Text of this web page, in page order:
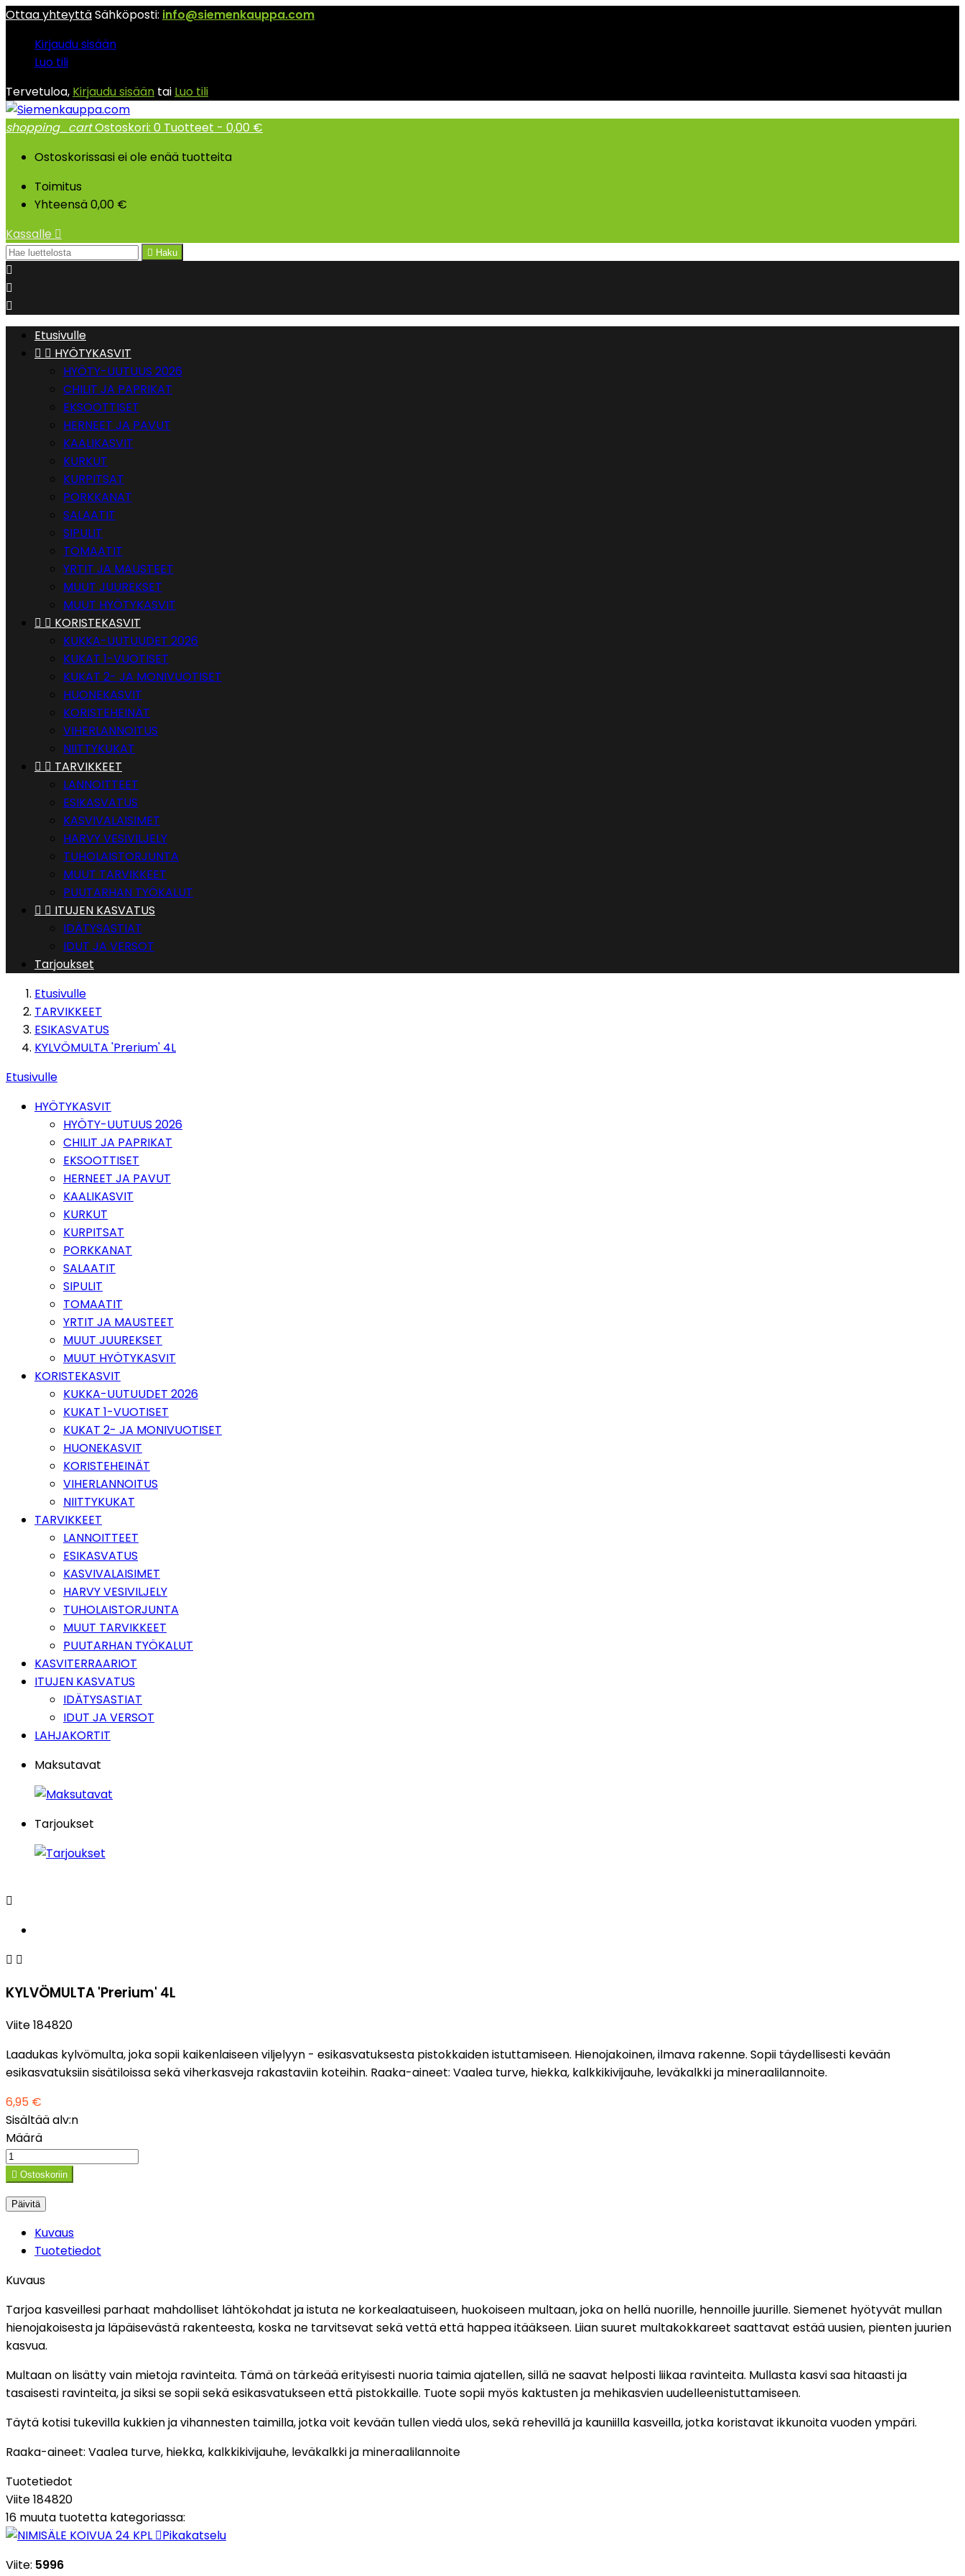
Ottaa yhteyttäSähköposti: info@siemenkauppa.com
Kirjaudu sisään
Luo tili
Tervetuloa, Kirjaudu sisään tai Luo tili
shopping_cartOstoskori: 0 Tuotteet - 0,00 €
Ostoskorissasi ei ole enää tuotteita
Toimitus
Yhteensä0,00 €
Kassalle 
 Haku



Etusivulle
  HYÖTYKASVIT
HYÖTY-UUTUUS 2026
CHILIT JA PAPRIKAT
EKSOOTTISET
HERNEET JA PAVUT
KAALIKASVIT
KURKUT
KURPITSAT
PORKKANAT
SALAATIT
SIPULIT
TOMAATIT
YRTIT JA MAUSTEET
MUUT JUUREKSET
MUUT HYÖTYKASVIT
  KORISTEKASVIT
KUKKA-UUTUUDET 2026
KUKAT 1-VUOTISET
KUKAT 2- JA MONIVUOTISET
HUONEKASVIT
KORISTEHEINÄT
VIHERLANNOITUS
NIITTYKUKAT
  TARVIKKEET
LANNOITTEET
ESIKASVATUS
KASVIVALAISIMET
HARVY VESIVILJELY
TUHOLAISTORJUNTA
MUUT TARVIKKEET
PUUTARHAN TYÖKALUT
  ITUJEN KASVATUS
IDÄTYSASTIAT
IDUT JA VERSOT
Tarjoukset
Etusivulle
TARVIKKEET
ESIKASVATUS
KYLVÖMULTA 'Prerium' 4L
Etusivulle
HYÖTYKASVIT
HYÖTY-UUTUUS 2026
CHILIT JA PAPRIKAT
EKSOOTTISET
HERNEET JA PAVUT
KAALIKASVIT
KURKUT
KURPITSAT
PORKKANAT
SALAATIT
SIPULIT
TOMAATIT
YRTIT JA MAUSTEET
MUUT JUUREKSET
MUUT HYÖTYKASVIT
KORISTEKASVIT
KUKKA-UUTUUDET 2026
KUKAT 1-VUOTISET
KUKAT 2- JA MONIVUOTISET
HUONEKASVIT
KORISTEHEINÄT
VIHERLANNOITUS
NIITTYKUKAT
TARVIKKEET
LANNOITTEET
ESIKASVATUS
KASVIVALAISIMET
HARVY VESIVILJELY
TUHOLAISTORJUNTA
MUUT TARVIKKEET
PUUTARHAN TYÖKALUT
KASVITERRAARIOT
ITUJEN KASVATUS
IDÄTYSASTIAT
IDUT JA VERSOT
LAHJAKORTIT
Maksutavat
Tarjoukset

 
KYLVÖMULTA 'Prerium' 4L
Viite184820
Laadukas kylvömulta, joka sopii kaikenlaiseen viljelyyn - esikasvatuksesta pistokkaiden istuttamiseen. Hienojakoinen, ilmava rakenne. Sopii täydellisesti kevään
esikasvatuksiin sisätiloissa sekä viherkasveja rakastaviin koteihin. Raaka-aineet: Vaalea turve, hiekka, kalkkikivijauhe, leväkalkki ja mineraalilannoite.
6,95 €
Sisältää alv:n
Määrä
 Ostoskoriin
Kuvaus
Tuotetiedot
Kuvaus
Tarjoa kasveillesi parhaat mahdolliset lähtökohdat ja istuta ne korkealaatuiseen, huokoiseen multaan, joka on hellä nuorille, hennoille juurille. Siemenet hyötyvät mullan
hienojakoisesta ja läpäisevästä rakenteesta, koska ne tarvitsevat sekä vettä että happea itääkseen. Liian suuret multakokkareet saattavat estää uusien, pienten juurien
kasvua.
Multaan on lisätty vain mietoja ravinteita. Tämä on tärkeää erityisesti nuoria taimia ajatellen, sillä ne saavat helposti liikaa ravinteita. Mullasta kasvi saa hitaasti ja
tasaisesti ravinteita, ja siksi se sopii sekä esikasvatukseen että pistokkaille. Tuote sopii myös kaktusten ja mehikasvien uudelleenistuttamiseen.
Täytä kotisi tukevilla kukkien ja vihannesten taimilla, jotka voit kevään tullen viedä ulos, sekä rehevillä ja kauniilla kasveilla, jotka koristavat ikkunoita vuoden ympäri.
Raaka-aineet: Vaalea turve, hiekka, kalkkikivijauhe, leväkalkki ja mineraalilannoite
Tuotetiedot
Viite184820
16 muuta tuotetta kategoriassa:
Pikakatselu
Viite: 5996